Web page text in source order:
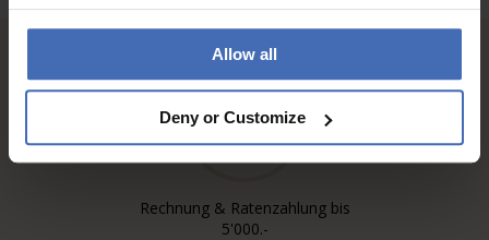
Allow all
Deny or Customize
Rechnung & Ratenzahlung bis
5'000.-